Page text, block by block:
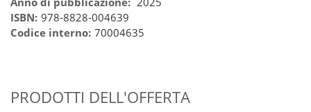
ISBN: 978-8828-004639
Codice interno: 70004635
PRODOTTI DELL'OFFERTA